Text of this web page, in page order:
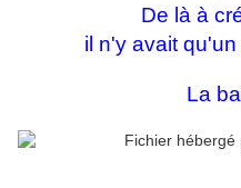
De là à
il n'y avait
La